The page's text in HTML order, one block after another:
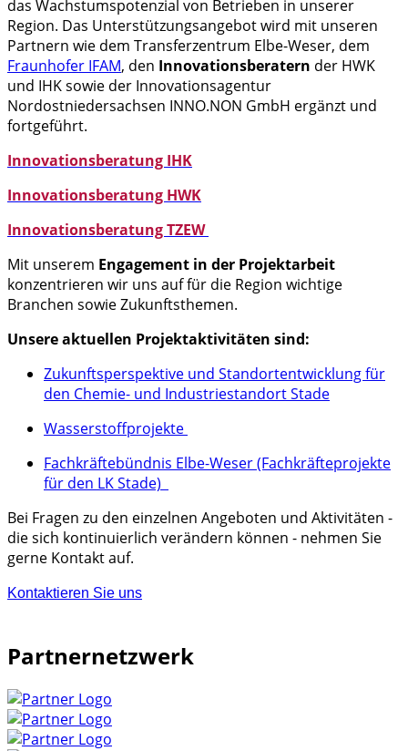
das Wachstumspotenzial von Betrieben in unserer
Region. Das Unterstützungsangebot wird mit unseren
Partnern wie dem Transferzentrum Elbe-Weser, dem
Fraunhofer IFAM, den Innovationsberatern der HWK
und IHK sowie der Innovationsagentur
Nordostniedersachsen INNO.NON GmbH ergänzt und
fortgeführt.
Innovationsberatung IHK
Innovationsberatung HWK
Innovationsberatung TZEW
Mit unserem Engagement in der Projektarbeit
konzentrieren wir uns auf für die Region wichtige
Branchen sowie Zukunftsthemen.
Unsere aktuellen Projektaktivitäten sind:
Zukunftsperspektive und Standortentwicklung für
den Chemie- und Industriestandort Stade
Wasserstoffprojekte
Fachkräftebündnis Elbe-Weser (Fachkräfteprojekte
für den LK Stade)
Bei Fragen zu den einzelnen Angeboten und Aktivitäten -
die sich kontinuierlich verändern können - nehmen Sie
gerne Kontakt auf.
Kontaktieren Sie uns
Partnernetzwerk